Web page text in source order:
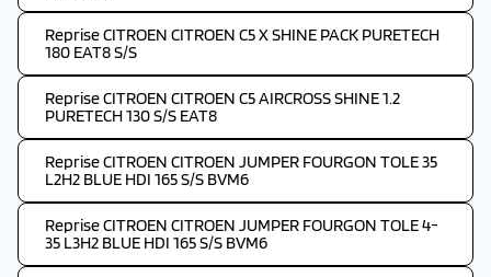
Reprise CITROEN CITROEN C5 X SHINE PACK PURETECH
180 EAT8 S/S
Reprise CITROEN CITROEN C5 AIRCROSS SHINE 1.2
PURETECH 130 S/S EAT8
Reprise CITROEN CITROEN JUMPER FOURGON TOLE 35
L2H2 BLUE HDI 165 S/S BVM6
Reprise CITROEN CITROEN JUMPER FOURGON TOLE 4-
35 L3H2 BLUE HDI 165 S/S BVM6